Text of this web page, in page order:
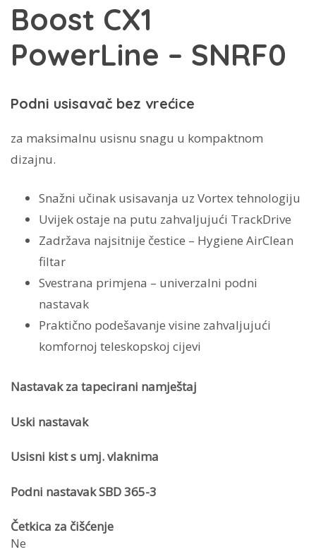
SNRF0
količina
Boost CX1
PowerLine – SNRF0
Podni usisavač bez vrećice
za maksimalnu usisnu snagu u kompaktnom
dizajnu.
Snažni učinak usisavanja uz Vortex tehnologiju
Uvijek ostaje na putu zahvaljujući TrackDrive
Zadržava najsitnije čestice – Hygiene AirClean
filtar
Svestrana primjena – univerzalni podni
nastavak
Praktično podešavanje visine zahvaljujući
komfornoj teleskopskoj cijevi
Nastavak za tapecirani namještaj
Uski nastavak
Usisni kist s umj. vlaknima
Podni nastavak SBD 365-3
Četkica za čišćenje
Ne